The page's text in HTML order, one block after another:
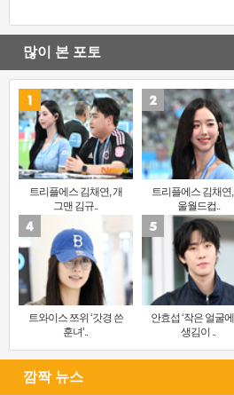
많이 본 포토
트리플에스 김채연, 개
그맨 김규..
트리플에스 김채연,
울월드컵..
트와이스 쯔위 ‘갓경 쓴
훈녀’..
안효섭 ‘작은 얼굴
생김이 ..
깜짝 뉴스